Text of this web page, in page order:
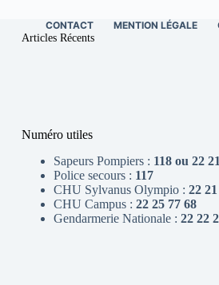
CONTACT MENTION LÉGALE
Articles Récents
Numéro utiles
Sapeurs Pompiers : 118 ou 22
Police secours : 117
CHU Sylvanus Olympio : 22
CHU Campus : 22 25 77 68
Gendarmerie Nationale : 22 22